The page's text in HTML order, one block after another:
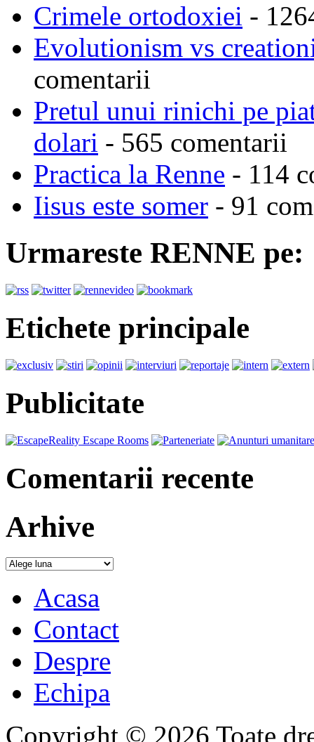
Crimele ortodoxiei -
Evolutionism vs
comentarii
Pretul unui rinichi pe
dolari - 565 comentarii
Practica la Renne - 114
Iisus este somer - 91
Urmareste RENNE pe:
Etichete principale
Publicitate
Comentarii recente
Arhive
Acasa
Contact
Despre
Echipa
Copyright © 2026 Toate